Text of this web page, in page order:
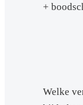
+
Welke